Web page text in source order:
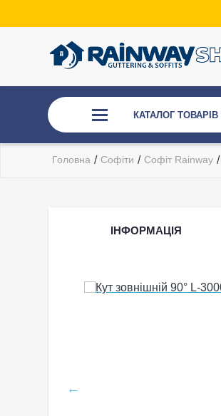
КАТАЛОГ ТОВАРІВ
Головна / Софіти / Софіт Rainway /
ІНФОРМАЦІЯ